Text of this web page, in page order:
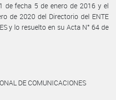
de fecha 5 de enero de 2016 y el
de 2020 del Directorio del ENTE
y lo resuelto en su Acta N° 64 de
DE COMUNICACIONES